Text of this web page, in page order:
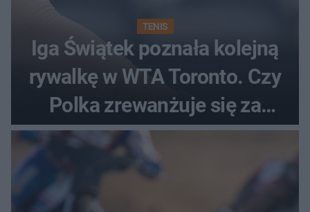
TENIS
Iga Świątek poznała kolejną
rywalkę w WTA Toronto. Czy
Polka zrewanżuje się za
ostatnią porażkę?